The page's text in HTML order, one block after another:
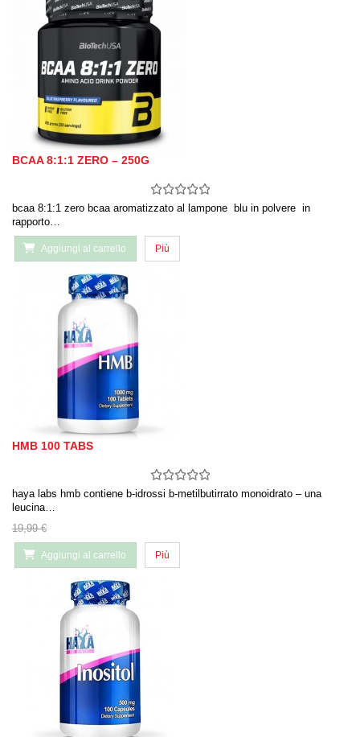
BCAA 8:1:1 ZERO – 250G
bcaa 8:1:1 zero bcaa aromatizzato al lampone blu in polvere in
rapporto…
Aggiungi al carrello Più
HMB 100 TABS
haya labs hmb contiene b-idrossi b-metilbutirrato monoidrato – una
leucina…
19,99 €
Aggiungi al carrello Più